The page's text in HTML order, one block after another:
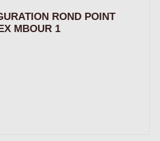
ROND POINT
MBOUR 1